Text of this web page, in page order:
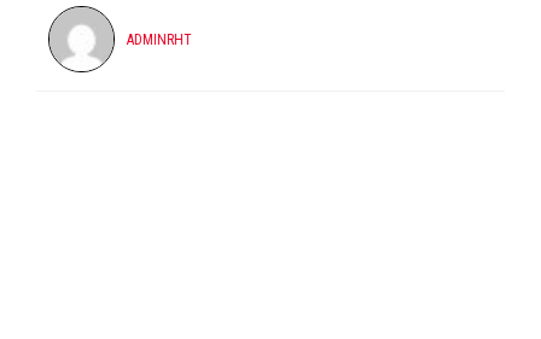
ADMINRHT